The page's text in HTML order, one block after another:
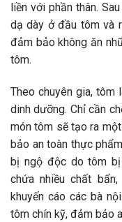
liền với phần thân.
dạ dày ở đầu tôm và
đảm bảo không ăn
tôm.
Theo chuyên gia, tôm
dinh dưỡng. Chỉ cần
món tôm sẽ tạo ra
bảo an toàn thực
bị ngộ độc do tôm
chứa nhiều chất
khuyến cáo các bà
tôm chín kỹ, đảm bảo